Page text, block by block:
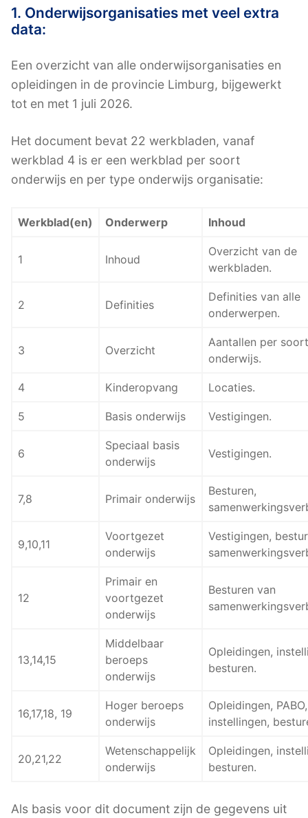
1. Onderwijsorganisaties met veel extra
data:
Een overzicht van alle onderwijsorganisaties en
opleidingen in de provincie Limburg, bijgewerkt
tot en met 1 juli 2026.
Het document bevat 22 werkbladen, vanaf
werkblad 4 is er een werkblad per soort
onderwijs en per type onderwijs organisatie:
Werkblad(en) Onderwerp Inhoud
1 Inhoud
Overzicht van de
werkbladen.
2 Definities
Definities van alle
onderwerpen.
3 Overzicht
Aantallen per soort
onderwijs.
4 Kinderopvang Locaties.
5 Basis onderwijs Vestigingen.
6
Speciaal basis
onderwijs
Vestigingen.
7,8 Primair onderwijs
Besturen,
9,10,11
Voortgezet
onderwijs
Vestigingen,
12
Primair en
voortgezet
onderwijs
Besturen van
13,14,15
Middelbaar
beroeps
onderwijs
Opleidingen,
besturen.
16,17,18, 19
Hoger beroeps
onderwijs
Opleidingen, PABO,
instellingen,
20,21,22
Wetenschappelijk
onderwijs
Opleidingen,
besturen.
Als basis voor dit document zijn de gegevens uit